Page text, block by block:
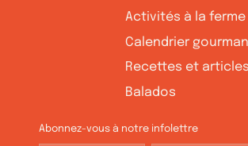
Activités à la ferme
Calendrier
Recettes et articles
Balados
Abonnez-vous à notre infolettre